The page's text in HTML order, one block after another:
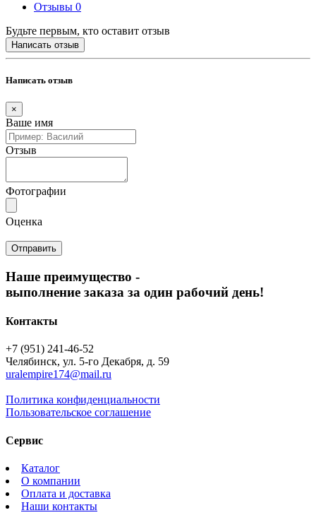
Отзывы 0
Будьте первым, кто оставит отзыв
Написать отзыв
Написать отзыв
×
Ваше имя
Отзыв
Фотографии
Оценка
Наше преимущество -
выполнение заказа за один рабочий день!
Контакты
+7 (951) 241-46-52
Челябинск, ул. 5-го Декабря, д. 59
uralempire174@mail.ru
Политика конфиденциальности
Пользовательское соглашение
Сервис
Каталог
О компании
Оплата и доставка
Наши контакты